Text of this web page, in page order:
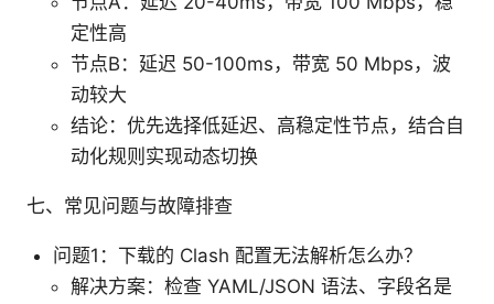
定性高
节点B：延迟 50-100ms，带宽 50 Mbps，波
动较大
结论：优先选择低延迟、高稳定性节点，结合自
动化规则实现动态切换
七、常见问题与故障排查
问题1：下载的 Clash 配置无法解析怎么办？
解决方案：检查 YAML/JSON 语法、字段名是